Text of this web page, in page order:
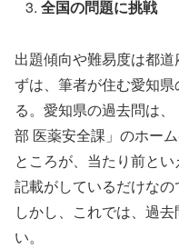
全国の問題に挑戦
出題傾向や難易度は都
ずは、筆者が住む愛知
る。愛知県の過去問は
部 医薬安全課」のホー
ところが、当たり前と
記載がしているだけなの
しかし、これでは、過
い。